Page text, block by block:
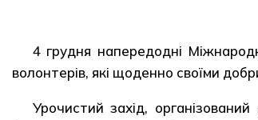
4 грудня напередодні
волонтерів, які щоденно своїми
Урочистий захід,